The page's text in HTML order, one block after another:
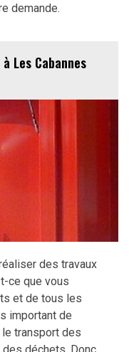
demande.
Les Cabannes
des travaux
ce que vous
et de tous les
important de
transport des